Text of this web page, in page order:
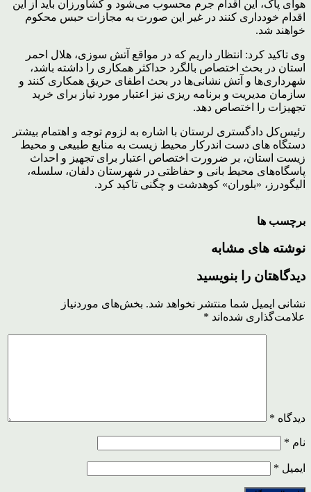
هوای پاک، این اقدام جرم محسوب می‌شود و کشاورزان باید از این
اقدام خودداری کنند در غیر این صورت به مجازات حبس محکوم
خواهند شد.
وی تاکید کرد: انتظار داریم که در مواقع آتش سوزی، هلال احمر
استان در بحث اختصاص بالگرد حداکثر همکاری را داشته باشد،
شهرداری‌ها و آتش نشانی‌ها در بحث اطفای حریق همکاری کنند و
سازمان مدیریت و برنامه ریزی نیز اعتبار مورد نیاز برای خرید
تجهیزات را اختصاص دهد.
رئیس‌کل دادگستری لرستان با اشاره به لزوم توجه و اهتمام بیشتر
دستگاه های دست اندرکار محیط زیست به منابع طبیعی و محیط
زیست استان، بر ضرورت اختصاص اعتبار برای تجهیز و احداث
پاسگاه‌های محیط بانی و حفاظتی در شهرستان دلفان، سلسله،
الیگودرز، «بلوران» کوهدشت و چگنی تاکید کرد.
برچسب ها
نوشته های مشابه
دیدگاهتان را بنویسید
نشانی ایمیل شما منتشر نخواهد شد. بخش‌های موردنیاز
علامت‌گذاری شده‌اند *
دیدگاه *
نام *
ایمیل *